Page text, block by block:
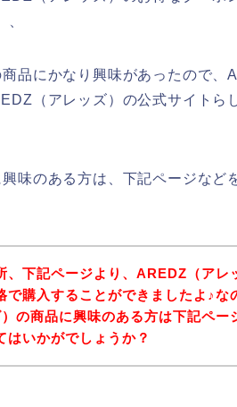
品にかなり興味があったので、
（アレッズ）の公式サイトら
味のある方は、下記ページなど
、下記ページより、AREDZ（アレ
で購入することができましたよ♪な
の商品に興味のある方は下記ペー
はいかがでしょうか？